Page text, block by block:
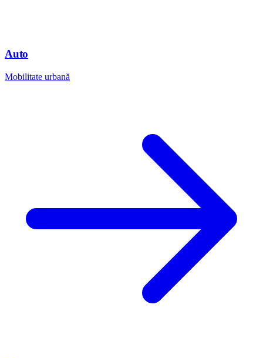
Auto
Mobilitate urbană